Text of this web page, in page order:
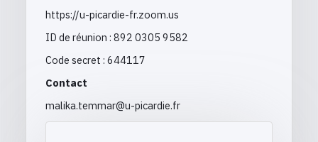
https://u-picardie-fr.zoom.us
ID de réunion : 892 0305 9582
Code secret : 644117
Contact
malika.temmar@u-picardie.fr